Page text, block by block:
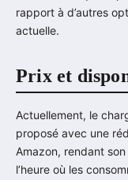
rapport à d’autres
actuelle.
Prix et
Actuellement, le
proposé avec une
Amazon, rendant
l’heure où les